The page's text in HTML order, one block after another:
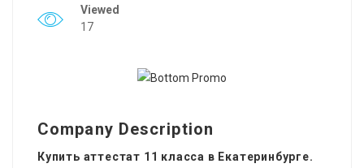
Viewed
17
Company Description
Купить аттестат 11 класса в Екатеринбурге.